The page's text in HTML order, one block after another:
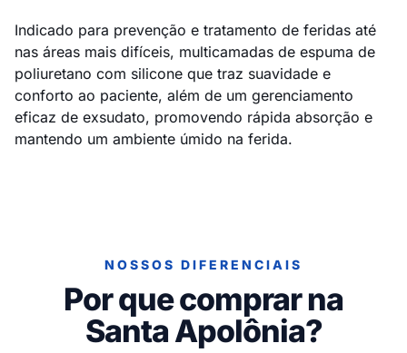
Indicado para prevenção e tratamento de feridas até
nas áreas mais difíceis, multicamadas de espuma de
poliuretano com silicone que traz suavidade e
conforto ao paciente, além de um gerenciamento
eficaz de exsudato, promovendo rápida absorção e
mantendo um ambiente úmido na ferida.
NOSSOS DIFERENCIAIS
Por que comprar na
Santa Apolônia?